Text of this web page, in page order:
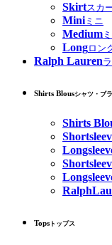
Skirtスカ
Miniミニ
Medium
Longロン
Ralph Lauren
Shirts Blousシャツ・ブ
Shirts
Tops トップス